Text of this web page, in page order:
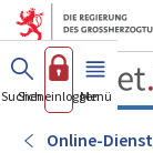
Suchen
Sich einloggen
Menü Haupt-
Online-